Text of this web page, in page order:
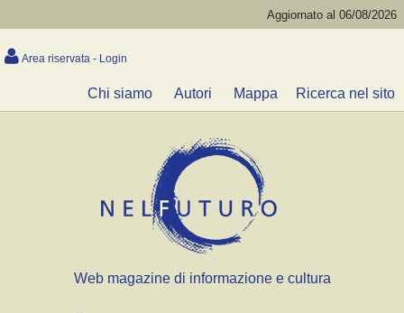
Aggiornato al 06/08/2026
Area riservata - Login
Chi siamo Autori Mappa Ricerca nel sito
Web magazine di informazione e cultura